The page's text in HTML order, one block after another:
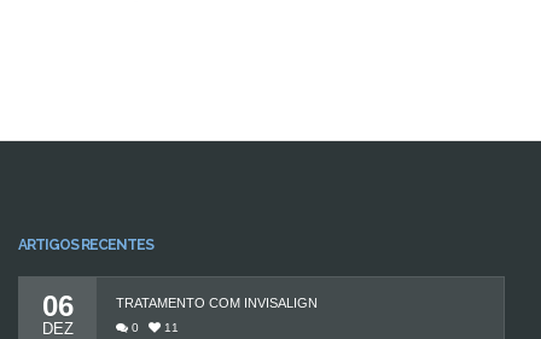
ARTIGOS RECENTES
06
DEZ
TRATAMENTO COM INVISALIGN
0 11